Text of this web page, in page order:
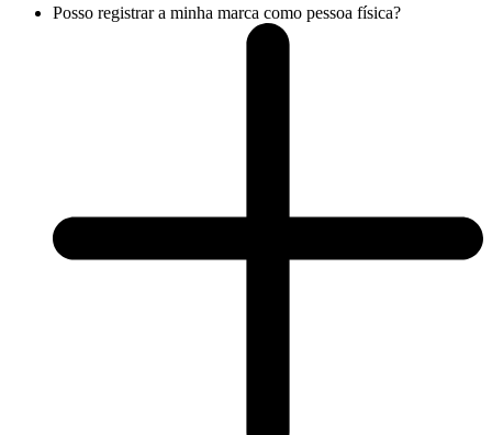
Posso registrar a minha marca como pessoa física?